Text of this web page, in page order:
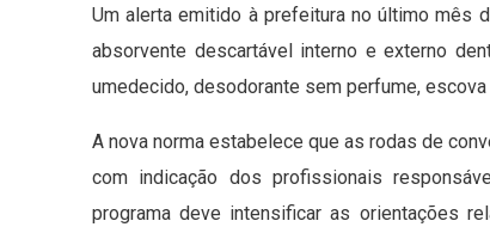
Um alerta emitido à prefeitura no último mês
absorvente descartável interno e externo
umedecido, desodorante sem perfume,
A nova norma estabelece que as rodas de
com indicação dos profissionais
programa deve intensificar as orientações